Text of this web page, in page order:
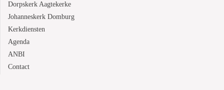
Dorpskerk Aagtekerke
Johanneskerk Domburg
Kerkdiensten
Agenda
ANBI
Contact